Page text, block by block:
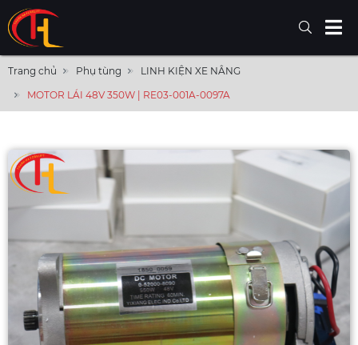
Trang chủ Phụ tùng
LINH KIỆN XE NÂNG
MOTOR LÁI 48V 350W | RE03-001A-0097A